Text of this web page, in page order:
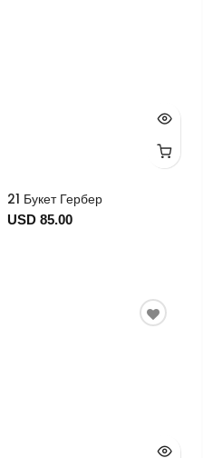
21 Букет Гербер
USD 85.00